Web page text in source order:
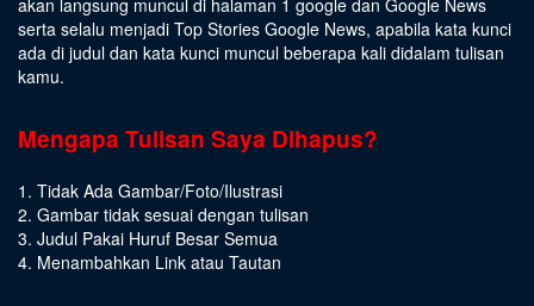
serta selalu menjadi Top Stories Google News, apabila kata kunci
ada di judul dan kata kunci muncul beberapa kali didalam tulisan
kamu.
Mengapa Tulisan Saya Dihapus?
1. Tidak Ada Gambar/Foto/Ilustrasi
2. Gambar tidak sesuai dengan tulisan
3. Judul Pakai Huruf Besar Semua
4. Menambahkan Link atau Tautan